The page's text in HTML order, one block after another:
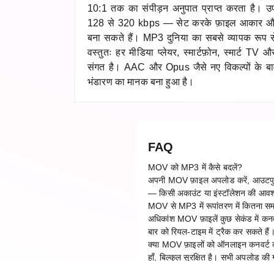
10:1 तक का संपीड़न अनुपात प्राप्त करता है।
128 से 320 kbps — सेट करके फ़ाइल आकार और
बना सकते हैं। MP3 दुनिया का सबसे व्यापक रूप से
वस्तुतः हर मीडिया प्लेयर, स्मार्टफ़ोन, स्मार्ट
संगत है। AAC और Opus जैसे नए विकल्पों के
भंडारण का मानक बना हुआ है।
FAQ
MOV को MP3 में कैसे बदलें?
अपनी MOV फ़ाइल अपलोड करें,
— किसी अकाउंट या इंस्टॉलेशन की
MOV से MP3 में रूपांतरण में कितना
अधिकांश MOV फ़ाइलें कुछ सेकंड में
बार को रियल-टाइम में ट्रैक कर सकते
क्या MOV फ़ाइलों को ऑनलाइन कनवर्ट
हाँ, बिल्कुल सुरक्षित है। सभी अपलोड